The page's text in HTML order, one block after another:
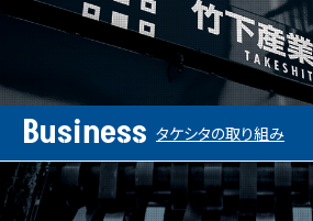
Business タケシタの取り組み